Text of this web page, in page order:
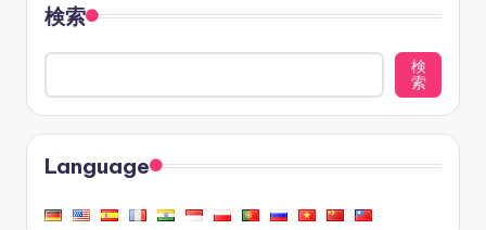
検索
検
索
Language